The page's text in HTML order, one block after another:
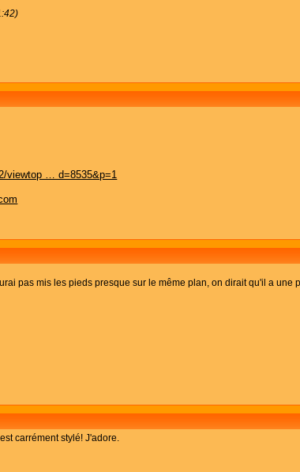
viewtop … d=8535&p=1
pas mis les pieds presque sur le même plan, on dirait qu'il a une
carrément stylé! J'adore.